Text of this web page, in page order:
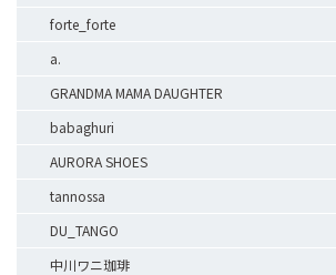
forte_forte
a.
GRANDMA MAMA DAUGHTER
babaghuri
AURORA SHOES
tannossa
DU_TANGO
中川ワニ珈琲